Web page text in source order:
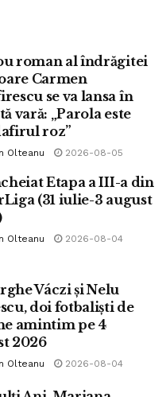
roman al îndrăgitei
Carmen
se va lansa în
vară: „Parola este
roz”
Olteanu 2026-08-05
Etapa a III-a din
(31 iulie-3 august
Olteanu 2026-08-04
Váczi și Nelu
doi fotbaliști de
amintim pe 4
2026
Olteanu 2026-08-04